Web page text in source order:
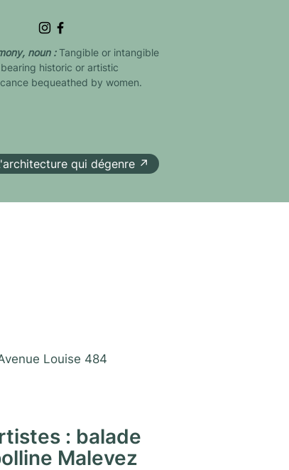
noun :Tangible or intangible
historic or artistic
bequeathed by women.
qui dégenre ↗
Louise 484
: balade
Malevez